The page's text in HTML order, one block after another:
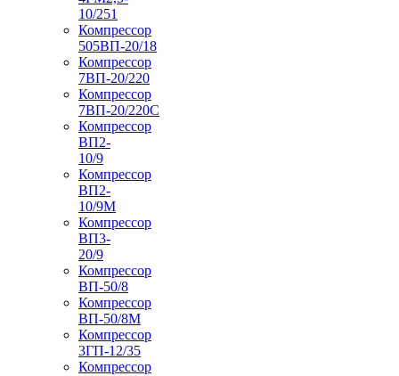
10/251
Компрессор
505ВП-20/18
Компрессор
7ВП-20/220
Компрессор
7ВП-20/220С
Компрессор
ВП2-
10/9
Компрессор
ВП2-
10/9М
Компрессор
ВП3-
20/9
Компрессор
ВП-50/8
Компрессор
ВП-50/8М
Компрессор
3ГП-12/35
Компрессор